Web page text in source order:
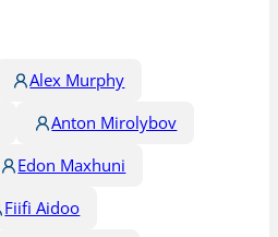
Alex Murphy
Anton Mirolybov
Edon Maxhuni
Fiifi Aidoo